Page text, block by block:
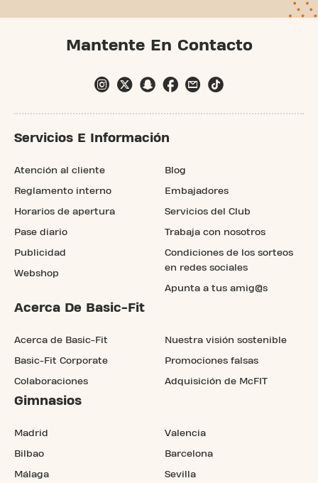
Mantente En Contacto
Servicios E Información
Atención al cliente
Reglamento interno
Horarios de apertura
Pase diario
Publicidad
Webshop
Blog
Embajadores
Servicios del Club
Trabaja con nosotros
Condiciones de los sorteos
en redes sociales
Apunta a tus amig@s
Acerca De Basic-Fit
Acerca de Basic-Fit
Basic-Fit Corporate
Colaboraciones
Nuestra visión sostenible
Promociones falsas
Adquisición de McFIT
Gimnasios
Madrid
Bilbao
Málaga
Valencia
Barcelona
Sevilla